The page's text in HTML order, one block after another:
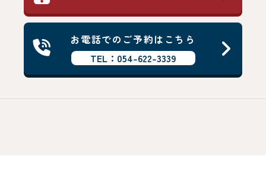
お電話でのご予約はこちら
TEL：054-622-3339